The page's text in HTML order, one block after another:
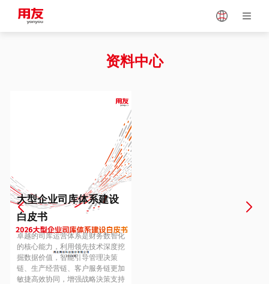
Vietnam
Europe
Hungary
Hong Kong
资料中心
大型企业司库体系建设
白皮书
卓越的司库运营体系是财务数智化
的核心能力，利用领先技术深度挖
掘数据价值，智能引导管理决策
链、生产经营链、客户服务链更加
敏捷高效协同，增强战略決策支持